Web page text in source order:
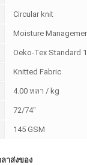
Circular knit
Moisture
Oeko-Tex Standard
Knitted Fabric
4.00 หลา / kg
72/74"
145 GSM
าส่งของ